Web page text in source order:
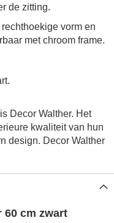
de zitting.
vorm en
met chroom frame.
Decor Walther. Het
kwaliteit van hun
design. Decor Walther
60 cm zwart